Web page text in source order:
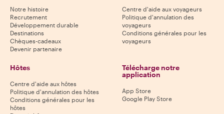
Notre histoire
Recrutement
Développement durable
Destinations
Chèques-cadeaux
Devenir partenaire
Centre d'aide aux voyageurs
Politique d'annulation des
voyageurs
Conditions générales pour les
voyageurs
Hôtes
Centre d'aide aux hôtes
Politique d'annulation des hôtes
Conditions générales pour les
hôtes
Télécharge notre
application
App Store
Google Play Store